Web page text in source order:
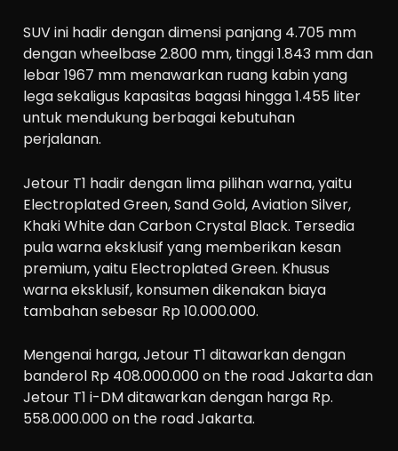
SUV ini hadir dengan dimensi panjang 4.705 mm
dengan wheelbase 2.800 mm, tinggi 1.843 mm dan
lebar 1967 mm menawarkan ruang kabin yang
lega sekaligus kapasitas bagasi hingga 1.455 liter
untuk mendukung berbagai kebutuhan
perjalanan.
Jetour T1 hadir dengan lima pilihan warna, yaitu
Electroplated Green, Sand Gold, Aviation Silver,
Khaki White dan Carbon Crystal Black. Tersedia
pula warna eksklusif yang memberikan kesan
premium, yaitu Electroplated Green. Khusus
warna eksklusif, konsumen dikenakan biaya
tambahan sebesar Rp 10.000.000.
Mengenai harga, Jetour T1 ditawarkan dengan
banderol Rp 408.000.000 on the road Jakarta dan
Jetour T1 i-DM ditawarkan dengan harga Rp.
558.000.000 on the road Jakarta.